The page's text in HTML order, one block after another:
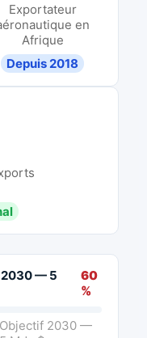
Exportateur
en
Afrique
Depuis 2018
2030 — 5
60
%
Objectif 2030 —